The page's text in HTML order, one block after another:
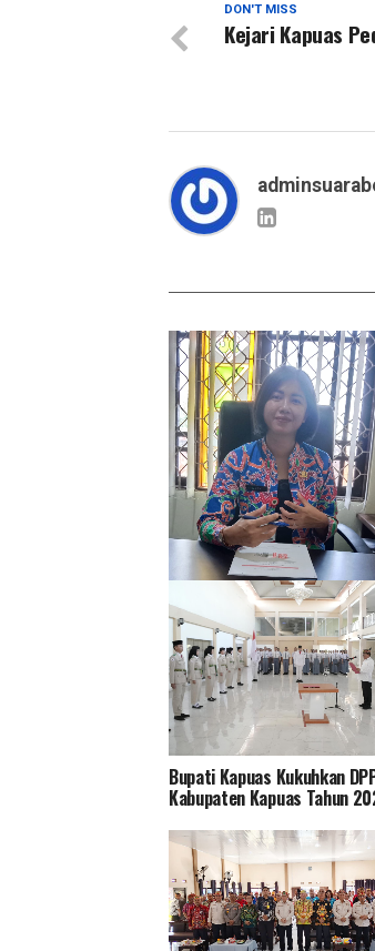
DON'T MISS
Kejari Kapuas
Tingkatkan Pelayanan dan
Lingkungan Distan Kapuas
RPU ke Handil Parimas
Telo
Bupati Kapuas Kukuhkan
Kabupaten Kapuas Tahun